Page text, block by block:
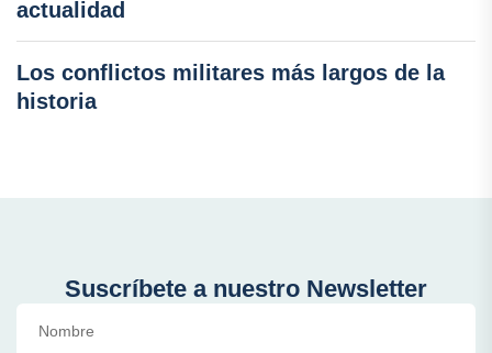
actualidad
Los conflictos militares más largos de la
historia
Suscríbete a nuestro Newsletter